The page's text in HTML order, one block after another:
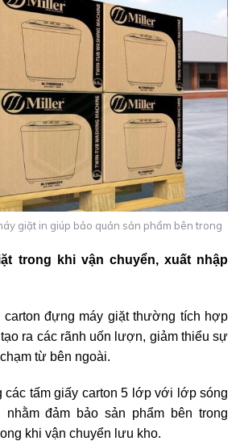
giặt in giúp bảo quản sản phẩm bên trong
trong khi vận chuyển, xuất nhập
carton đựng máy giặt thường tích hợp
ra các rãnh uốn lượn, giảm thiểu sự
từ bên ngoài.
tấm giấy carton 5 lớp với lớp sóng
đảm bảo sản phẩm bên trong
khi vận chuyển lưu kho.